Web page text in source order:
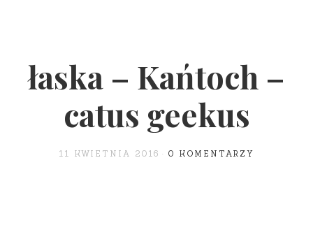
łaska – Kańtoch –
catus geekus
11 KWIETNIA 2016 0 KOMENTARZY